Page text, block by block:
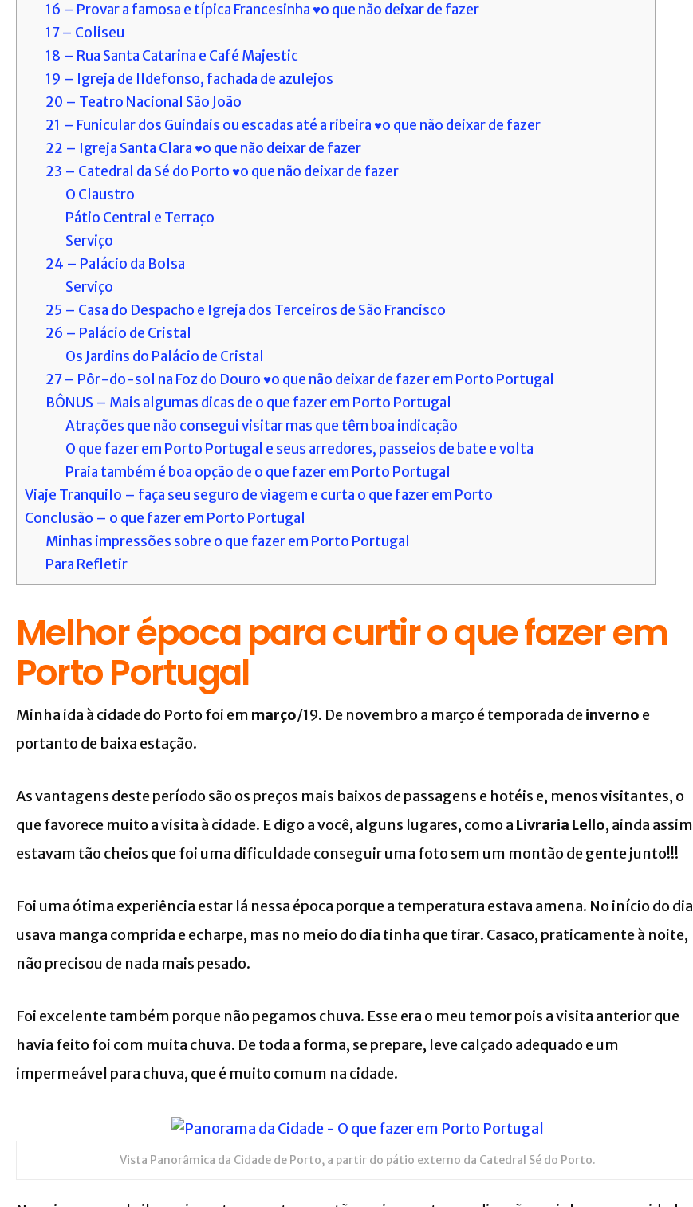
16 – Provar a famosa e típica Francesinha ♥o que não deixar de fazer
17 – Coliseu
18 – Rua Santa Catarina e Café Majestic
19 – Igreja de Ildefonso, fachada de azulejos
20 – Teatro Nacional São João
21 – Funicular dos Guindais ou escadas até a ribeira ♥o que não deixar de fazer
22 – Igreja Santa Clara ♥o que não deixar de fazer
23 – Catedral da Sé do Porto ♥o que não deixar de fazer
O Claustro
Pátio Central e Terraço
Serviço
24 – Palácio da Bolsa
Serviço
25 – Casa do Despacho e Igreja dos Terceiros de São Francisco
26 – Palácio de Cristal
Os Jardins do Palácio de Cristal
27 – Pôr-do-sol na Foz do Douro ♥o que não deixar de fazer em Porto Portugal
BÔNUS – Mais algumas dicas de o que fazer em Porto Portugal
Atrações que não consegui visitar mas que têm boa indicação
O que fazer em Porto Portugal e seus arredores, passeios de bate e volta
Praia também é boa opção de o que fazer em Porto Portugal
Viaje Tranquilo – faça seu seguro de viagem e curta o que fazer em Porto
Conclusão – o que fazer em Porto Portugal
Minhas impressões sobre o que fazer em Porto Portugal
Para Refletir
Melhor época para curtir o que fazer em
Porto Portugal
Minha ida à cidade do Porto foi em março/19. De novembro a março é temporada deinverno e
portanto de baixa estação.
As vantagens deste período são os preços mais baixos de passagens e hotéis e, menos visitantes, o
que favorece muito a visita à cidade. E digo a você, alguns lugares, como a Livraria Lello, ainda assim
estavam tão cheios que foi uma dificuldade conseguir uma foto sem um montão de gente junto!!!
Foi uma ótima experiência estar lá nessa época porque a temperatura estava amena. No início do dia
usava manga comprida e echarpe, mas no meio do dia tinha que tirar. Casaco, praticamente à noite,
não precisou de nada mais pesado.
Foi excelente também porque não pegamos chuva. Esse era o meu temor pois a visita anterior que
havia feito foi com muita chuva. De toda a forma, se prepare, leve calçado adequado e um
impermeável para chuva, que é muito comum na cidade.
Vista Panorâmica da Cidade de Porto, a partir do pátio externo da Catedral Sé do Porto.